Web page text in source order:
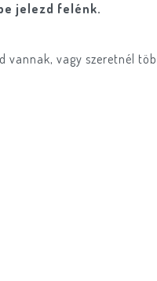
jelezd felénk.
vagy szeretnél